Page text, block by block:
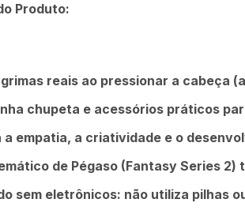
Produto:
reais ao pressionar a cabeça
chupeta e acessórios práticos
a empatia, a criatividade e o
de Pégaso (Fantasy Series
sem eletrônicos: não utiliza pilhas